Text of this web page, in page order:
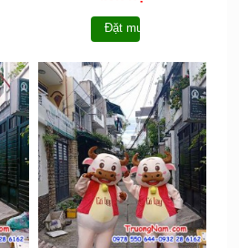
Đặt mua